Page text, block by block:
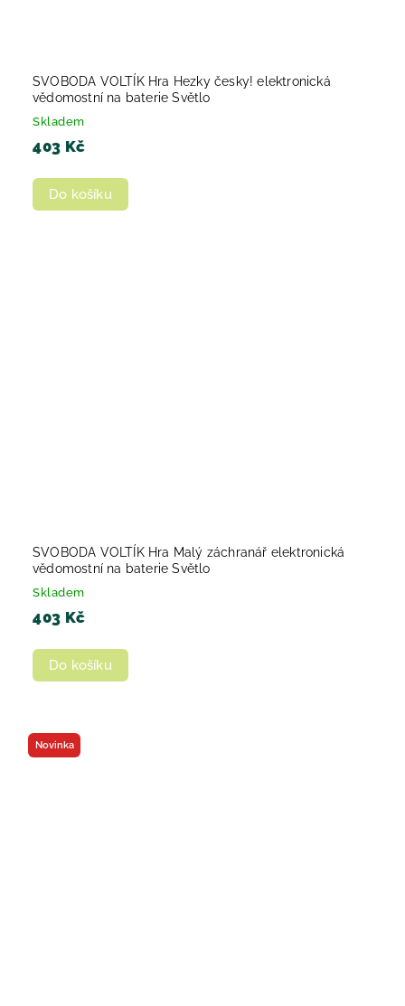
SVOBODA VOLTÍK Hra Hezky česky! elektronická
vědomostní na baterie Světlo
Skladem
403 Kč
Do košíku
SVOBODA VOLTÍK Hra Malý záchranář elektronická
vědomostní na baterie Světlo
Skladem
403 Kč
Do košíku
Novinka